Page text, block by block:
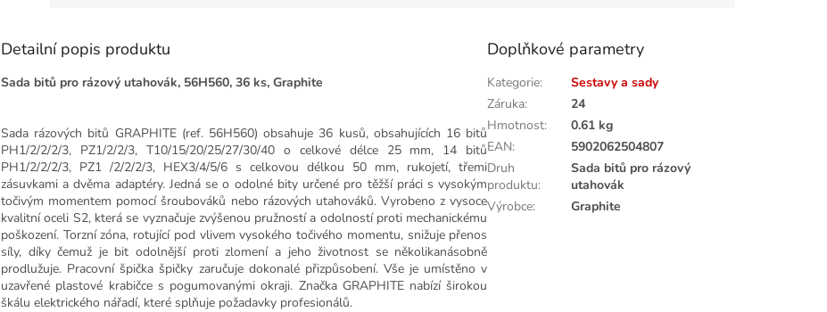
Detailní popis produktu
Sada bitů pro rázový utahovák, 56H560, 36 ks, Graphite
Sada rázových bitů GRAPHITE (ref. 56H560) obsahuje 36 kusů, obsahujících 16 bitů
PH1/2/2/2/3, PZ1/2/2/3, T10/15/20/25/27/30/40 o celkové délce 25 mm, 14 bitů
PH1/2/2/2/3, PZ1 /2/2/2/3, HEX3/4/5/6 s celkovou délkou 50 mm, rukojetí, třemi
zásuvkami a dvěma adaptéry. Jedná se o odolné bity určené pro těžší práci s vysokým
točivým momentem pomocí šroubováků nebo rázových utahováků. Vyrobeno z vysoce
kvalitní oceli S2, která se vyznačuje zvýšenou pružností a odolností proti mechanickému
poškození. Torzní zóna, rotující pod vlivem vysokého točivého momentu, snižuje přenos
síly, díky čemuž je bit odolnější proti zlomení a jeho životnost se několikanásobně
prodlužuje. Pracovní špička špičky zaručuje dokonalé přizpůsobení. Vše je umístěno v
uzavřené plastové krabičce s pogumovanými okraji. Značka GRAPHITE nabízí širokou
škálu elektrického nářadí, které splňuje požadavky profesionálů.
Doplňkové parametry
Kategorie:
Sestavy a sady
Záruka:
24
Hmotnost:
0.61 kg
EAN:
5902062504807
Druh
produktu:
Sada bitů pro rázový
utahovák
Výrobce: Graphite